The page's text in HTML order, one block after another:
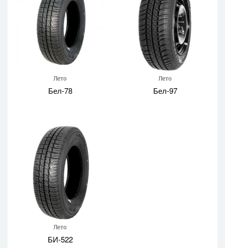
Лето
Бел-78
Лето
Бел-97
Лето
БИ-522